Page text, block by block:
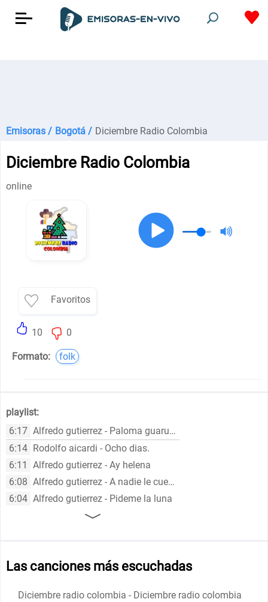
Emisoras / Bogotá / Diciembre Radio Colombia
Diciembre Radio Colombia
online
Favoritos
10 0
Formato: folk
playlist:
6:17 Alfredo gutierrez - Paloma guarumera
6:14 Rodolfo aicardi - Ocho dias.
6:11
Alfredo gutierrez - Ay helena
6:08 Alfredo gutierrez - A nadie le cuentes
6:04 Alfredo gutierrez - Pideme la luna
Las canciones más escuchadas
Diciembre radio colombia - Diciembre radio colombia